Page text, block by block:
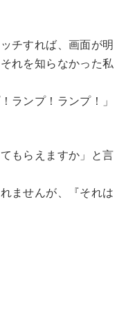
チすれば、画面が明
れを知らなかった私
ランプ！ランプ！」
もらえますか」と言
ませんが、『それは